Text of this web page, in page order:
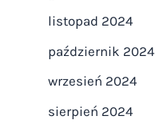
listopad 2024
październik 2024
wrzesień 2024
sierpień 2024